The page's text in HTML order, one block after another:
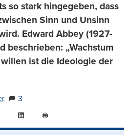
so stark hingegeben, dass
Sinn und Unsinn
Edward Abbey (1927-
beschrieben: „Wachstum
ist die Ideologie der
3
FacebookLinkedIn
drucken